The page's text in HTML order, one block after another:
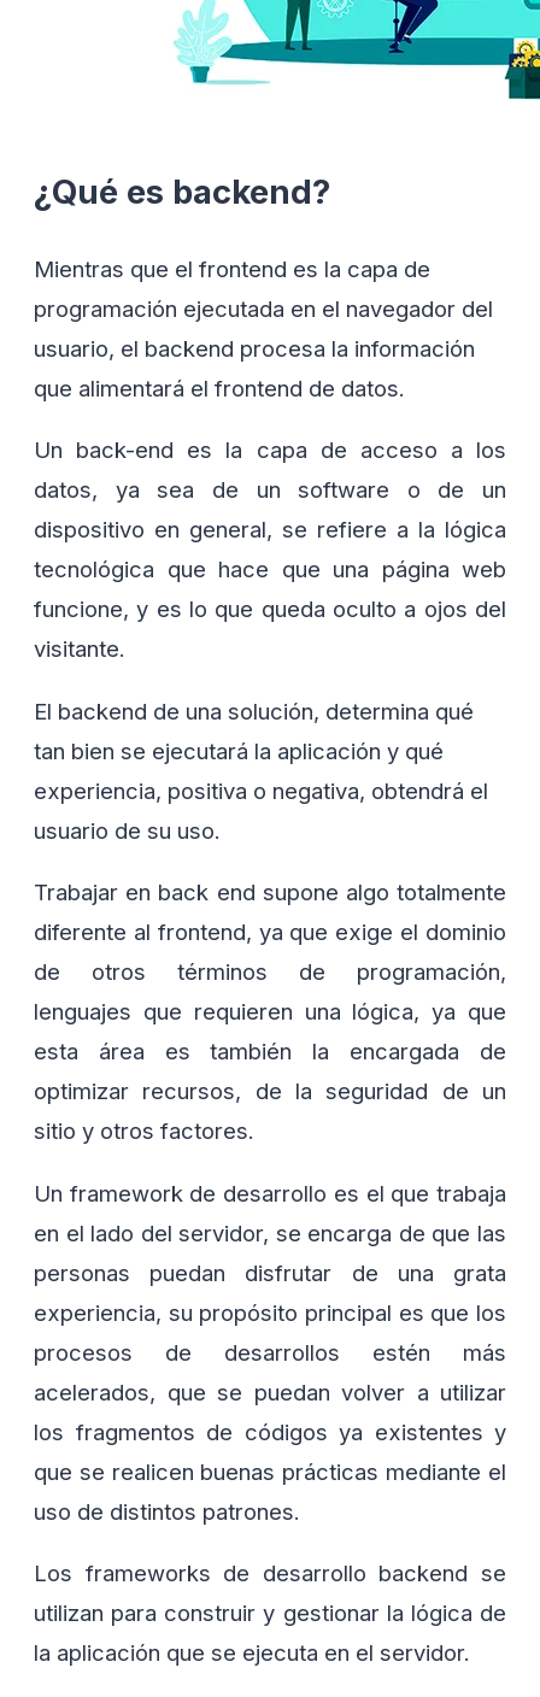
¿Qué es backend?
Mientras que el frontend es la capa de
programación ejecutada en el navegador del
usuario, el backend procesa la información
que alimentará el frontend de datos.
Un back-end es la capa de acceso a los
datos, ya sea de un software o de un
dispositivo en general, se refiere a la lógica
tecnológica que hace que una página web
funcione, y es lo que queda oculto a ojos del
visitante.
El backend de una solución, determina qué
tan bien se ejecutará la aplicación y qué
experiencia, positiva o negativa, obtendrá el
usuario de su uso.
Trabajar en back end supone algo totalmente
diferente al frontend, ya que exige el dominio
de otros términos de programación,
lenguajes que requieren una lógica, ya que
esta área es también la encargada de
optimizar recursos, de la seguridad de un
sitio y otros factores.
Un framework de desarrollo es el que trabaja
en el lado del servidor, se encarga de que las
personas puedan disfrutar de una grata
experiencia, su propósito principal es que los
procesos de desarrollos estén más
acelerados, que se puedan volver a utilizar
los fragmentos de códigos ya existentes y
que se realicen buenas prácticas mediante el
uso de distintos patrones.
Los frameworks de desarrollo backend se
utilizan para construir y gestionar la lógica de
la aplicación que se ejecuta en el servidor.